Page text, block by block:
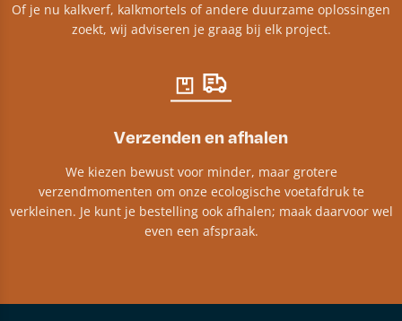
Of je nu kalkverf, kalkmortels of andere duurzame oplossingen
zoekt, wij adviseren je graag bij elk project.​
Verzenden en afhalen
We kiezen bewust voor minder, maar grotere
verzendmomenten om onze ecologische voetafdruk te
verkleinen. Je kunt je bestelling ook afhalen; maak daarvoor wel
even een afspraak.